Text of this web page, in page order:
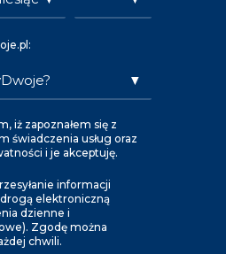
iż zapoznałem się z
świadczenia usług oraz
i je akceptuję.
informacji
elektroniczną
dzienne i
Zgodę można
chwili.